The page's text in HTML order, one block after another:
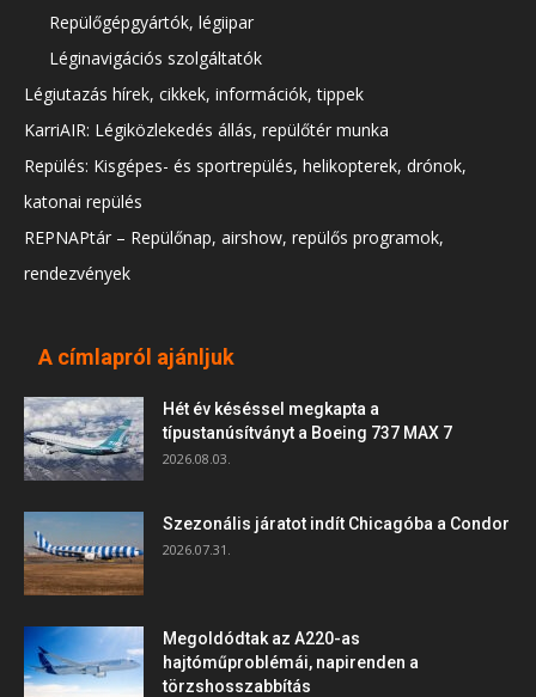
Repülőgépgyártók, légiipar
Léginavigációs szolgáltatók
Légiutazás hírek, cikkek, információk, tippek
KarriAIR: Légiközlekedés állás, repülőtér munka
Repülés: Kisgépes- és sportrepülés, helikopterek, drónok,
katonai repülés
REPNAPtár – Repülőnap, airshow, repülős programok,
rendezvények
A címlapról ajánljuk
Hét év késéssel megkapta a
típustanúsítványt a Boeing 737 MAX 7
2026.08.03.
Szezonális járatot indít Chicagóba a Condor
2026.07.31.
Megoldódtak az A220-as
hajtóműproblémái, napirenden a
törzshosszabbítás